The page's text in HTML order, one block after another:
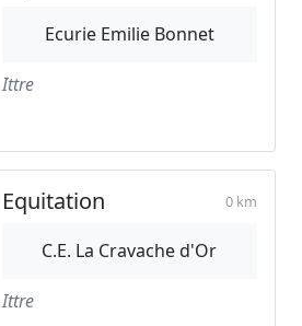
Ecurie Emilie Bonnet
Ittre
Equitation 0 km
C.E. La Cravache d'Or
Ittre